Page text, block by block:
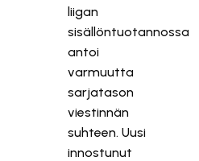
liigan
sisällöntuotannossa
antoi
varmuutta
sarjatason
viestinnän
suhteen. Uusi
innostunut